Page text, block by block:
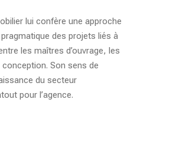
lui confère une approche
des projets liés à
les maîtres d’ouvrage, les
conception. Son sens de
du secteur
pour l’agence.